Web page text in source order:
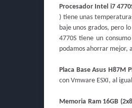
Procesador Intel i7
) tiene unas
baje unos grados, pero
4770S tiene un
podamos ahorrar mejor,
Placa Base Asus H87M
con Vmware ESXI, al
Memoria Ram 16GB